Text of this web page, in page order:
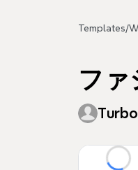
Templates/
ファ
Turbo